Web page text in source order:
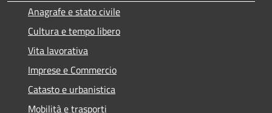
Anagrafe e stato civile
Cultura e tempo libero
Vita lavorativa
Imprese e Commercio
Catasto e urbanistica
Mobilità e trasporti